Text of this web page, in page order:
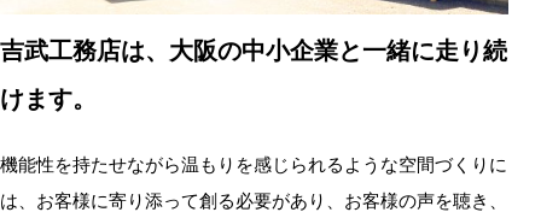
吉武工務店は、大阪の中小企業と一緒に走り続
けます。
機能性を持たせながら温もりを感じられるような空間づくりに
は、お客様に寄り添って創る必要があり、お客様の声を聴き、